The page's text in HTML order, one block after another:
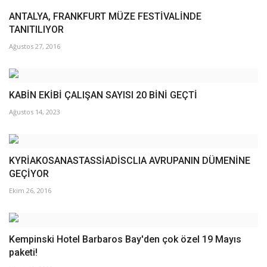
ANTALYA, FRANKFURT MÜZE FESTİVALİNDE
TANITILIYOR
Ağustos 27, 2016
KABİN EKİBİ ÇALIŞAN SAYISI 20 BİNİ GEÇTİ
Ağustos 14, 2023
KYRİAKOSANASTASSİADİSCLIA AVRUPANIN DÜMENİNE
GEÇİYOR
Ekim 26, 2016
Kempinski Hotel Barbaros Bay'den çok özel 19 Mayıs
paketi!